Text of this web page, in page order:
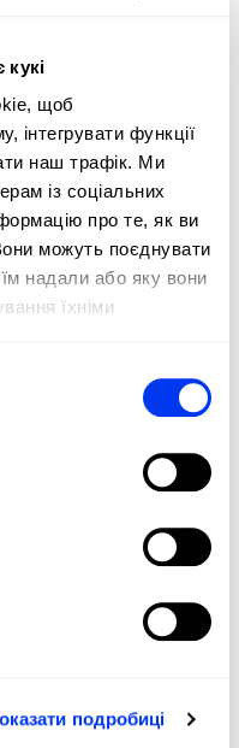
кукі
щоб
інтегрувати функції
наш трафік. Ми
із соціальних
про те, як ви
можуть поєднувати
надали або яку вони
їхніми
подробиці
види спорту,
пропонуючи
розроблені
до
із